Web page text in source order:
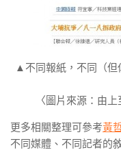
▲不同報紙，不同（但
〈圖片來源：由上
更多相關整理可參考黃
不同媒體、不同記者的